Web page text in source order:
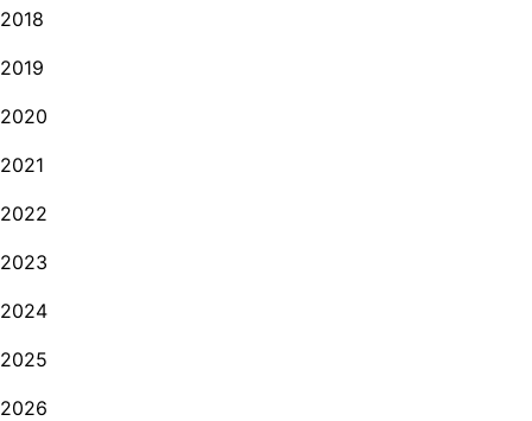
2018
2019
2020
2021
2022
2023
2024
2025
2026